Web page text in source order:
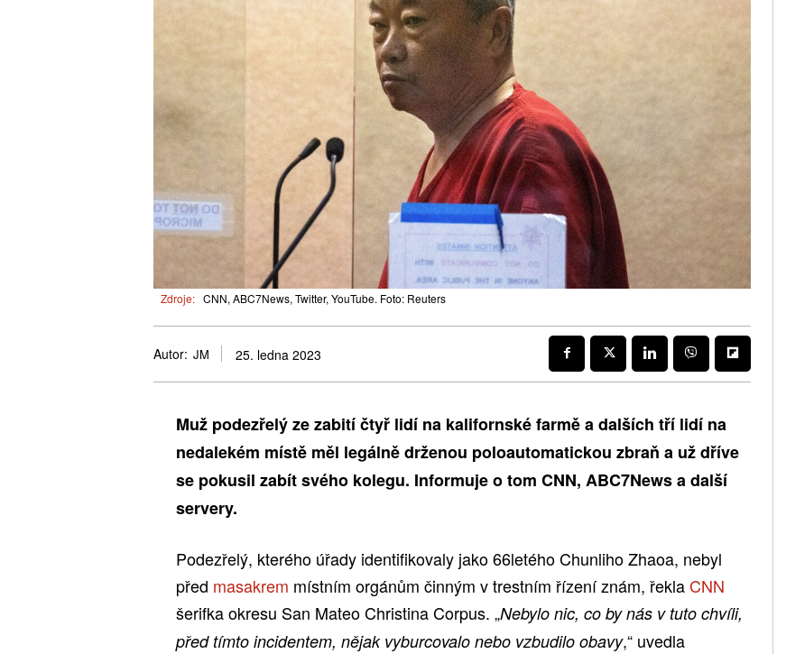
Zdroje: CNN, ABC7News, Twitter, YouTube. Foto: Reuters
Autor: JM 25. ledna 2023
Muž podezřelý ze zabití čtyř lidí na kalifornské farmě a dalších tří lidí na
nedalekém místě měl legálně drženou poloautomatickou zbraň a už dříve
se pokusil zabít svého kolegu. Informuje o tom CNN, ABC7News a další
servery.
Podezřelý, kterého úřady identifikovaly jako 66letého Chunliho Zhaoa, nebyl
před masakrem místním orgánům činným v trestním řízení znám, řekla CNN
šerifka okresu San Mateo Christina Corpus. „Nebylo nic, co by nás v tuto chvíli,
před tímto incidentem, nějak vyburcovalo nebo vzbudilo obavy,“ uvedla